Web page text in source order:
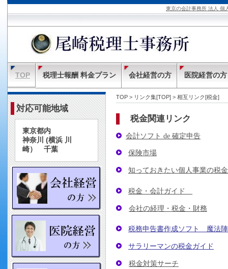
東京の会計事務所 法人 個
TOP 税理士報酬 料金プラン 会社経営の方 医院経営の方
対応可能地域
東京都内
神奈川 (横浜 川
崎） 千葉
TOP > リンク集[TOP] > 相互リンク[税金]
税金関連リンク
会計ソフト de 確定申告
保険市場
知っておきたい個人事業の税
税金・会計ガイド
会社の経理・税金・財務
税務申告書作成ソフト 魔法陣
サラリーマンの税金ガイド
税金対策サーチ